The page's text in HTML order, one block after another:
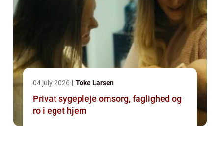
04 july 2026 Toke Larsen
Privat sygepleje omsorg, faglighed og
ro i eget hjem